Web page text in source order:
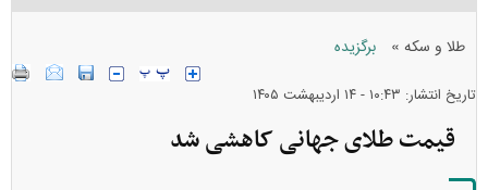
طلا و سکه » برگزیده
تاریخ انتشار: ۱۰:۴۳ - ۱۴ ارديبهشت ۱۴۰۵
قیمت طلای جهانی کاهشی شد